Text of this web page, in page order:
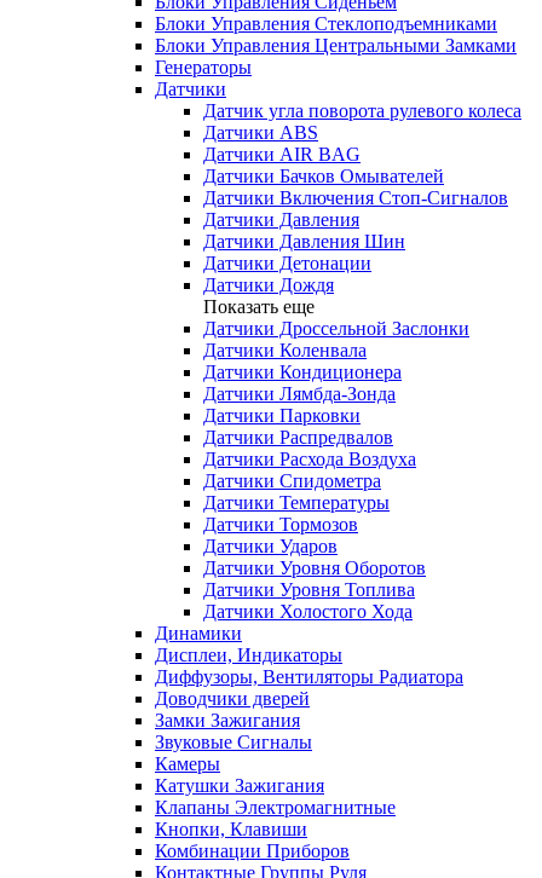
Блоки Управления Стеклоподъемниками
Блоки Управления Центральными Замками
Генераторы
Датчики
Датчик угла поворота рулевого колеса
Датчики ABS
Датчики AIR BAG
Датчики Бачков Омывателей
Датчики Включения Стоп-Сигналов
Датчики Давления
Датчики Давления Шин
Датчики Детонации
Датчики Дождя
Показать еще
Датчики Дроссельной Заслонки
Датчики Коленвала
Датчики Кондиционера
Датчики Лямбда-Зонда
Датчики Парковки
Датчики Распредвалов
Датчики Расхода Воздуха
Датчики Спидометра
Датчики Температуры
Датчики Тормозов
Датчики Ударов
Датчики Уровня Оборотов
Датчики Уровня Топлива
Датчики Холостого Хода
Динамики
Дисплеи, Индикаторы
Диффузоры, Вентиляторы Радиатора
Доводчики дверей
Замки Зажигания
Звуковые Сигналы
Камеры
Катушки Зажигания
Клапаны Электромагнитные
Кнопки, Клавиши
Комбинации Приборов
Контактные Группы Руля